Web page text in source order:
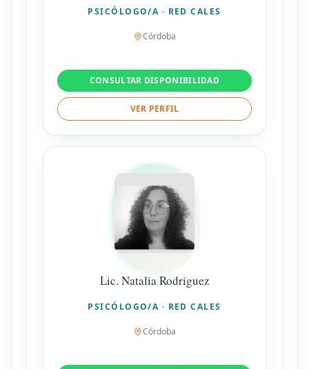
PSICÓLOGO/A · RED CALES
Córdoba
CONSULTAR DISPONIBILIDAD
VER PERFIL
Lic. Natalia Rodriguez
PSICÓLOGO/A · RED CALES
Córdoba